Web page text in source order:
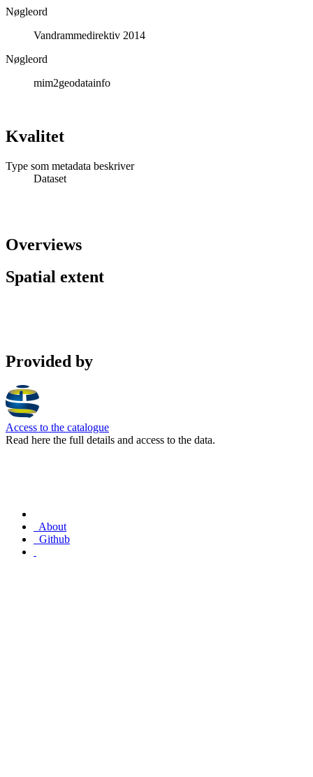
Nøgleord
Vandrammedirektiv 2014
Nøgleord
mim2geodatainfo
Kvalitet
Type som metadata beskriver
Dataset
Overviews
Spatial extent
Provided by
Access to the catalogue
Read here the full details and access to the data.
About
Github